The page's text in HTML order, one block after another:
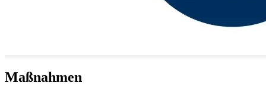
Maßnahmen